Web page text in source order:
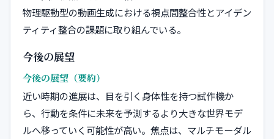
物理駆動型の動画生成における視点間整合性とアイデン
ティティ整合の課題に取り組んでいる。
今後の展望
今後の展望（要約）
近い時期の進展は、目を引く身体性を持つ試作機か
ら、行動を条件に未来を予測するより大きな世界モデ
ルへ移っていく可能性が高い。焦点は、マルチモーダル